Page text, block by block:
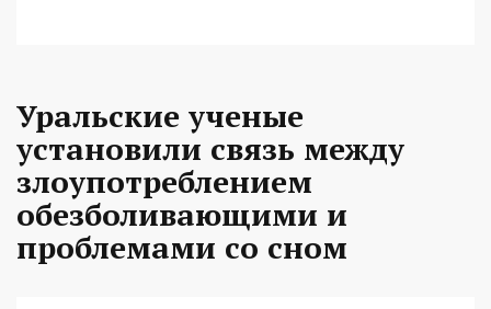
Уральские ученые
установили связь между
злоупотреблением
обезболивающими и
проблемами со сном